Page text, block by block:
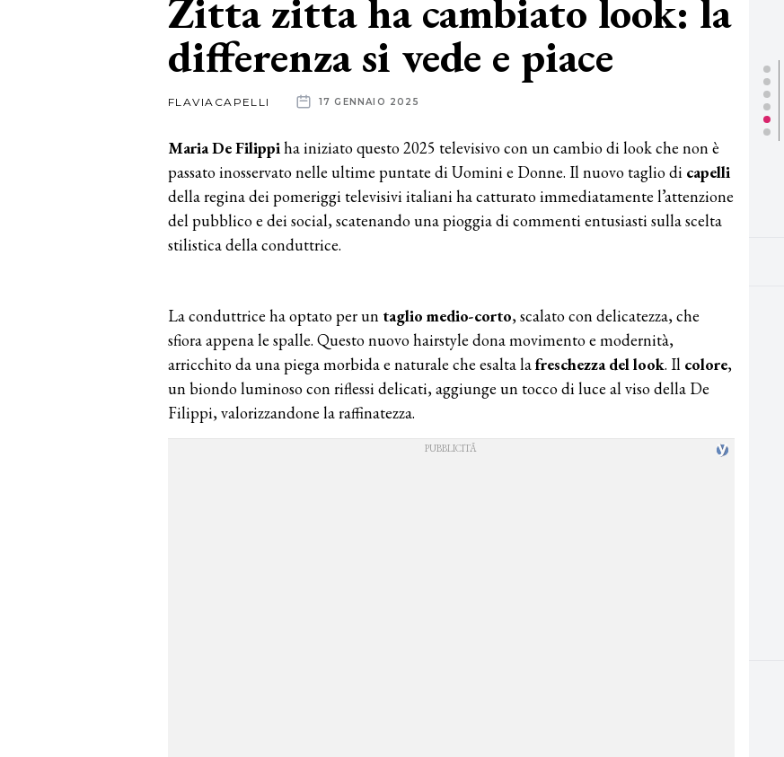
Zitta zitta ha cambiato look: la
differenza si vede e piace
FLAVIACAPELLI 17 GENNAIO 2025
Maria De Filippi ha iniziato questo 2025 televisivo con un cambio di look che non è
passato inosservato nelle ultime puntate di Uomini e Donne. Il nuovo taglio di capelli
della regina dei pomeriggi televisivi italiani ha catturato immediatamente l’attenzione
del pubblico e dei social, scatenando una pioggia di commenti entusiasti sulla scelta
stilistica della conduttrice.
La conduttrice ha optato per un taglio medio-corto, scalato con delicatezza, che
sfiora appena le spalle. Questo nuovo hairstyle dona movimento e modernità,
arricchito da una piega morbida e naturale che esalta lafreschezza del look. Il colore,
un biondo luminoso con riflessi delicati, aggiunge un tocco di luce al viso della De
Filippi, valorizzandone la raffinatezza.